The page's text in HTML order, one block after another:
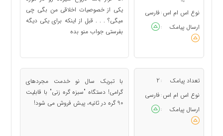
نوع اس ام اس : فارسی
ارسال پیامک
:
یکی از خصوصیات اخلاقی من بگی چی
میگی؟ . . . قبل از اینکه برای یکی دیگه
بفرستی جواب منو بده
تعداد پیامک :
2
نوع اس ام اس : فارسی
ارسال پیامک
:
با تبريک سال نو خدمت مجردهای
گرامی! دستگاه "سبزه گره زنی" با قابليت
90 گره در ثانيه، پيش فروش می شود!